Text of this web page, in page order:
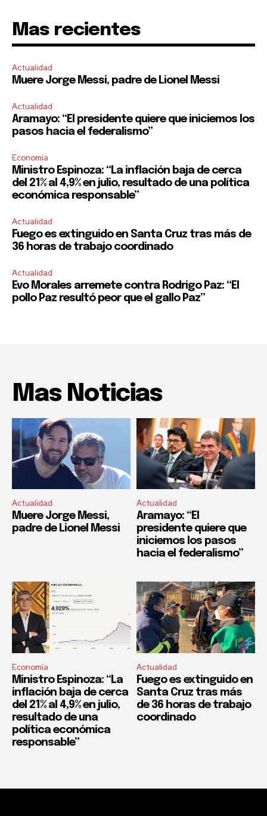
Mas recientes
Actualidad
Muere Jorge Messi, padre de Lionel Messi
Actualidad
Aramayo: “El presidente quiere que iniciemos los
pasos hacia el federalismo”
Economía
Ministro Espinoza: “La inflación baja de cerca
del 21% al 4,9% en julio, resultado de una política
económica responsable”
Actualidad
Fuego es extinguido en Santa Cruz tras más de
36 horas de trabajo coordinado
Actualidad
Evo Morales arremete contra Rodrigo Paz: “El
pollo Paz resultó peor que el gallo Paz”
Mas Noticias
Actualidad
Muere Jorge Messi,
padre de Lionel Messi
Actualidad
Aramayo: “El
presidente quiere que
iniciemos los pasos
hacia el federalismo”
Economía
Ministro Espinoza: “La
inflación baja de cerca
del 21% al 4,9% en julio,
resultado de una
política económica
responsable”
Actualidad
Fuego es extinguido en
Santa Cruz tras más
de 36 horas de trabajo
coordinado